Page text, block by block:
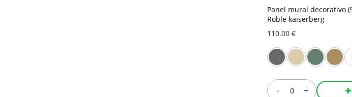
Panel mural decorativo
Roble kaiserberg
110.00 €
- +